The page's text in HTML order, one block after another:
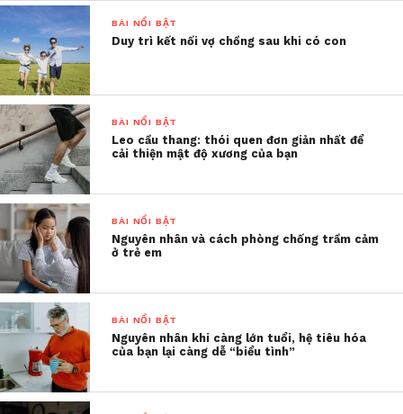
trạng thái stress vì tù túng. Bình thường, mỗi ngày
đi làm, chiều về lo một bữa ăn, thậm chí có hôm
còn đi ăn ngoài. Giờ thì mỗi ngày dậy là loanh
quanh với 100 việc nhà, việc công ty, chăm con…
khiến tôi muốn xù đầu.
Lúc đầu, việc có thời gian ngủ nướng, không phải
di chuyển đến công ty và có thời gian cho chồng
con khiến tôi cảm thấy khá hài lòng. Nhưng cảm
giác đó nhanh chóng trôi qua và tôi bắt đầu mệt
mỏi khi 24/24 giờ ở nhà với con. Bên cạnh đó
những lo lắng về tình hình bệnh dịch, thu nhập
giảm sút… càng khiến đầu tôi luôn trong trạng thái
căng cứng.
Tối qua, đỉnh điểm tôi đã la hét và đổ lỗi cho con
làm tôi căng thẳng. Bệnh đau đầu của tôi tái phát
và tôi không thể ngủ được cho đến 3h sáng.
BÀI NỔI BẬT
Duy trì kết nối vợ chồng sau khi có con
BÀI NỔI BẬT
Leo cầu thang: thói quen đơn giản nhất để
cải thiện mật độ xương của bạn
BÀI NỔI BẬT
Nguyên nhân và cách phòng chống trầm cảm
ở trẻ em
BÀI NỔI BẬT
Nguyên nhân khi càng lớn tuổi, hệ tiêu hóa
của bạn lại càng dễ “biểu tình”